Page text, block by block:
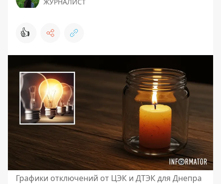
👍
Графики отключений от ЦЭК и ДТЭК для Днепра